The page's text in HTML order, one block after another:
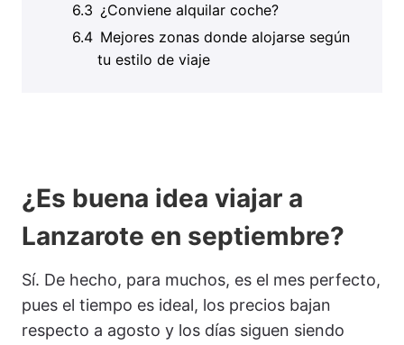
¿Conviene alquilar coche?
Mejores zonas donde alojarse según
tu estilo de viaje
¿Es buena idea viajar a
Lanzarote en septiembre?
Sí. De hecho, para muchos, es el mes perfecto,
pues el tiempo es ideal, los precios bajan
respecto a agosto y los días siguen siendo